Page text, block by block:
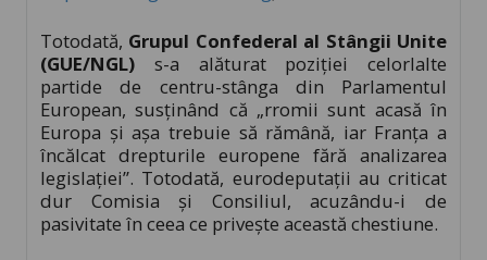
Totodată, Grupul Confederal al Stângii Unite
(GUE/NGL)s-a alăturat poziţiei celorlalte
partide de centru-stânga din Parlamentul
European, susţinând că „rromii sunt acasă în
Europa şi aşa trebuie să rămână, iar Franţa a
încălcat drepturile europene fără analizarea
legislaţiei”. Totodată, eurodeputaţii au criticat
dur Comisia şi Consiliul, acuzându-i de
pasivitate în ceea ce priveşte această chestiune.